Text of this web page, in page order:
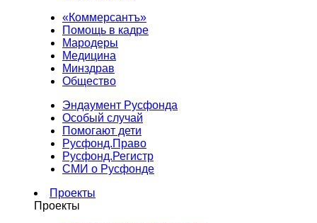
«Коммерсантъ»
Помощь в кадре
Мародеры
Медицина
Минздрав
Общество
Эндаумент Русфонда
Особый случай
Помогают дети
Русфонд.Право
Русфонд.Регистр
СМИ о Русфонде
Проекты
Проекты